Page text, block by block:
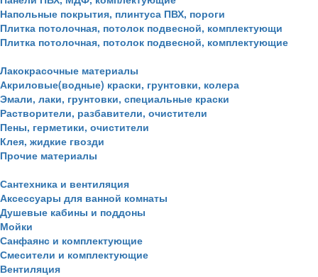
Напольные покрытия, плинтуса ПВХ, пороги
Плитка потолочная, потолок подвесной, комплектующи
Плитка потолочная, потолок подвесной, комплектующие
Лакокрасочные материалы
Акриловые(водные) краски, грунтовки, колера
Эмали, лаки, грунтовки, специальные краски
Растворители, разбавители, очистители
Пены, герметики, очистители
Клея, жидкие гвозди
Прочие материалы
Сантехника и вентиляция
Аксессуары для ванной комнаты
Душевые кабины и поддоны
Мойки
Санфаянс и комплектующие
Смесители и комплектующие
Вентиляция